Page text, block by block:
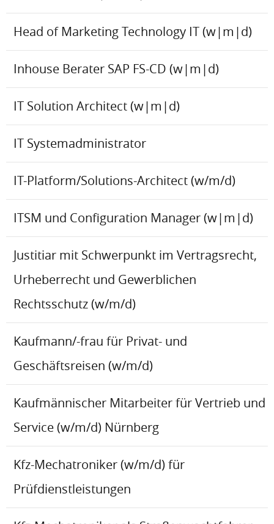
Head of Marketing Technology IT (w|m|d)
Inhouse Berater SAP FS-CD (w|m|d)
IT Solution Architect (w|m|d)
IT Systemadministrator
IT-Platform/Solutions-Architect (w/m/d)
ITSM und Configuration Manager (w|m|d)
Justitiar mit Schwerpunkt im Vertragsrecht,
Urheberrecht und Gewerblichen
Rechtsschutz (w/m/d)
Kaufmann/-frau für Privat- und
Geschäftsreisen (w/m/d)
Kaufmännischer Mitarbeiter für Vertrieb und
Service (w/m/d) Nürnberg
Kfz-Mechatroniker (w/m/d) für
Prüfdienstleistungen